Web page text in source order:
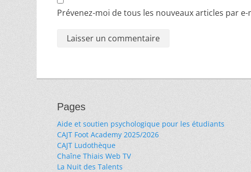
Prévenez-moi de tous les nouveaux articles par e-
Pages
Aide et soutien psychologique pour les étudiants
CAJT Foot Academy 2025/2026
CAJT Ludothèque
Chaîne Thiais Web TV
La Nuit des Talents